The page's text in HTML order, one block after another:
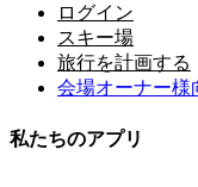
ログイン
スキー場
旅行を計画する
会場オーナー様
私たちのアプリ